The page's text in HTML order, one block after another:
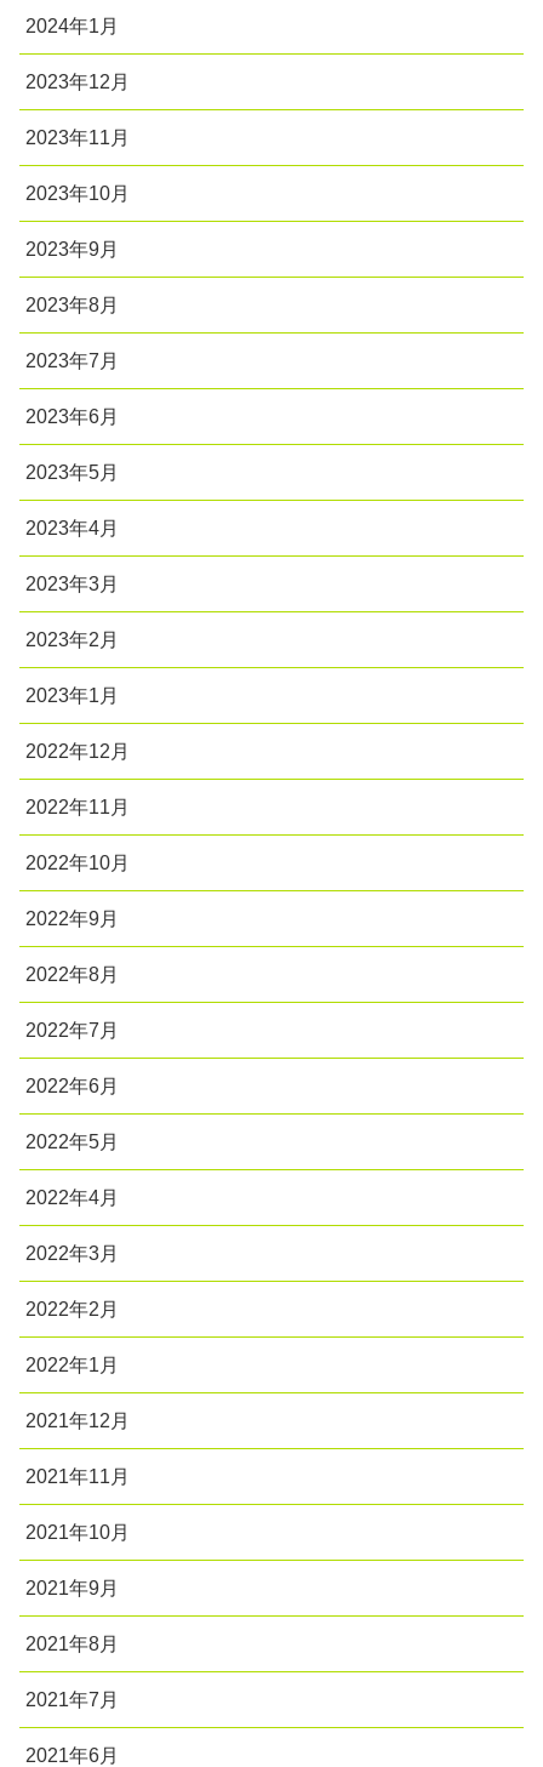
2024年1月
2023年12月
2023年11月
2023年10月
2023年9月
2023年8月
2023年7月
2023年6月
2023年5月
2023年4月
2023年3月
2023年2月
2023年1月
2022年12月
2022年11月
2022年10月
2022年9月
2022年8月
2022年7月
2022年6月
2022年5月
2022年4月
2022年3月
2022年2月
2022年1月
2021年12月
2021年11月
2021年10月
2021年9月
2021年8月
2021年7月
2021年6月